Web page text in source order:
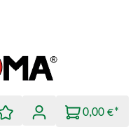
0,00 €*